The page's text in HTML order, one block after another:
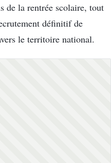
de la rentrée scolaire, tout
définitif de
le territoire national.